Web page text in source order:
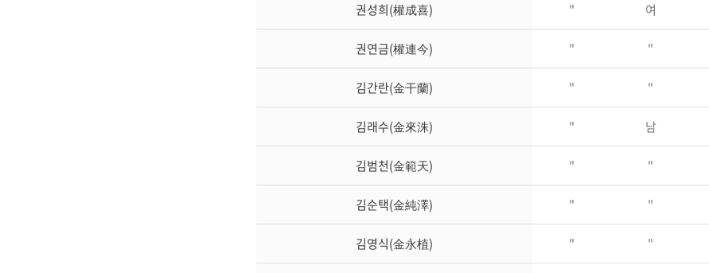
권성희(權成喜) " 여
권연금(權連今) " "
김간란(金干蘭) " "
김래수(金來洙) " 남
김범천(金範天) " "
김순택(金純澤) " "
김영식(金永植) " "